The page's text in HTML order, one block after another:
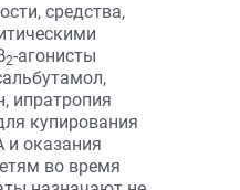
средства,
2-агонисты
ипратропия
купирования
и оказания
во время